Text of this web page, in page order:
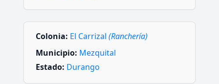
Colonia: El Carrizal (Ranchería)
Municipio: Mezquital
Estado: Durango